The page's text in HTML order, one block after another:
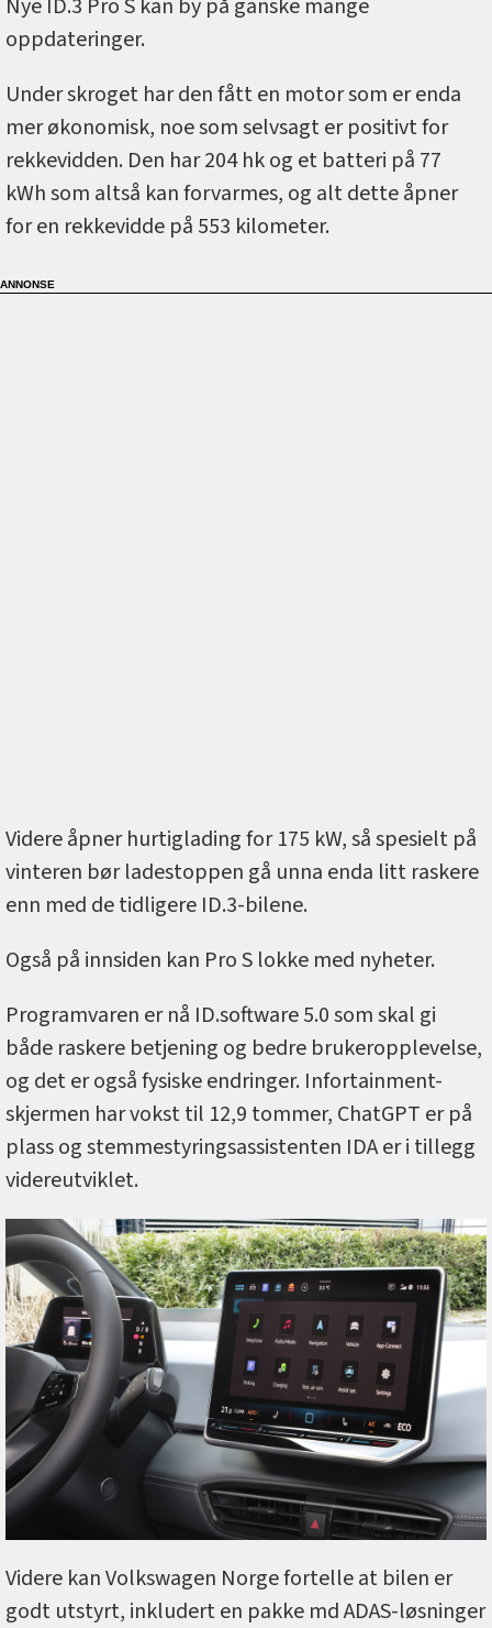
Nye ID.3 Pro S kan by på ganske mange
oppdateringer.
Under skroget har den fått en motor som er enda
mer økonomisk, noe som selvsagt er positivt for
rekkevidden. Den har 204 hk og et batteri på 77
kWh som altså kan forvarmes, og alt dette åpner
for en rekkevidde på 553 kilometer.
Videre åpner hurtiglading for 175 kW, så spesielt på
vinteren bør ladestoppen gå unna enda litt raskere
enn med de tidligere ID.3-bilene.
Også på innsiden kan Pro S lokke med nyheter.
Programvaren er nå ID.software 5.0 som skal gi
både raskere betjening og bedre brukeropplevelse,
og det er også fysiske endringer. Infortainment-
skjermen har vokst til 12,9 tommer, ChatGPT er på
plass og stemmestyringsassistenten IDA er i tillegg
videreutviklet.
Videre kan Volkswagen Norge fortelle at bilen er
godt utstyrt, inkludert en pakke md ADAS-løsninger